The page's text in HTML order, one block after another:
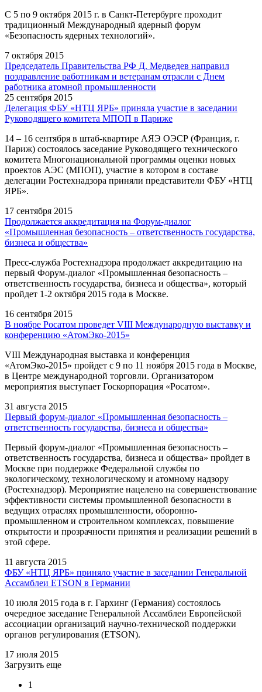
С 5 по 9 октября 2015 г. в Санкт-Петербурге проходит
традиционный Международный ядерный форум
«Безопасность ядерных технологий».
7 октября 2015
Председатель Правительства РФ Д. Медведев направил
поздравление работникам и ветеранам отрасли с Днем
работника атомной промышленности
25 сентября 2015
Делегация ФБУ «НТЦ ЯРБ» приняла участие в заседании
Руководящего комитета МПОП в Париже
14 – 16 сентября в штаб-квартире АЯЭ ОЭСР (Франция, г.
Париж) состоялось заседание Руководящего технического
комитета Многонациональной программы оценки новых
проектов АЭС (МПОП), участие в котором в составе
делегации Ростехнадзора приняли представители ФБУ «НТЦ
ЯРБ».
17 сентября 2015
Продолжается аккредитация на Форум-диалог
«Промышленная безопасность – ответственность государства,
бизнеса и общества»
Пресс-служба Ростехнадзора продолжает аккредитацию на
первый Форум-диалог «Промышленная безопасность –
ответственность государства, бизнеса и общества», который
пройдет 1-2 октября 2015 года в Москве.
16 сентября 2015
В ноябре Росатом проведет VIII Международную выставку и
конференцию «АтомЭко-2015»
VIII Международная выставка и конференция
«АтомЭко-2015» пройдет с 9 по 11 ноября 2015 года в Москве,
в Центре международной торговли. Организатором
мероприятия выступает Госкорпорация «Росатом».
31 августа 2015
Первый форум-диалог «Промышленная безопасность –
ответственность государства, бизнеса и общества»
Первый форум-диалог «Промышленная безопасность –
ответственность государства, бизнеса и общества» пройдет в
Москве при поддержке Федеральной службы по
экологическому, технологическому и атомному надзору
(Ростехнадзор). Мероприятие нацелено на совершенствование
эффективности системы промышленной безопасности в
ведущих отраслях промышленности, оборонно-
промышленном и строительном комплексах, повышение
открытости и прозрачности принятия и реализации решений в
этой сфере.
11 августа 2015
ФБУ «НТЦ ЯРБ» приняло участие в заседании Генеральной
Ассамблеи ETSON в Германии
10 июля 2015 года в г. Гархинг (Германия) состоялось
очередное заседание Генеральной Ассамблеи Европейской
ассоциации организаций научно-технической поддержки
органов регулирования (ETSON).
17 июля 2015
Загрузить еще
1